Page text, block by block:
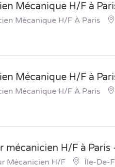
Mécanique H/F à
Mécanique H/F À Paris
Mécanique H/F à
Mécanique H/F À Paris
mécanicien H/F à Paris
Mécanicien H/F Île-De-